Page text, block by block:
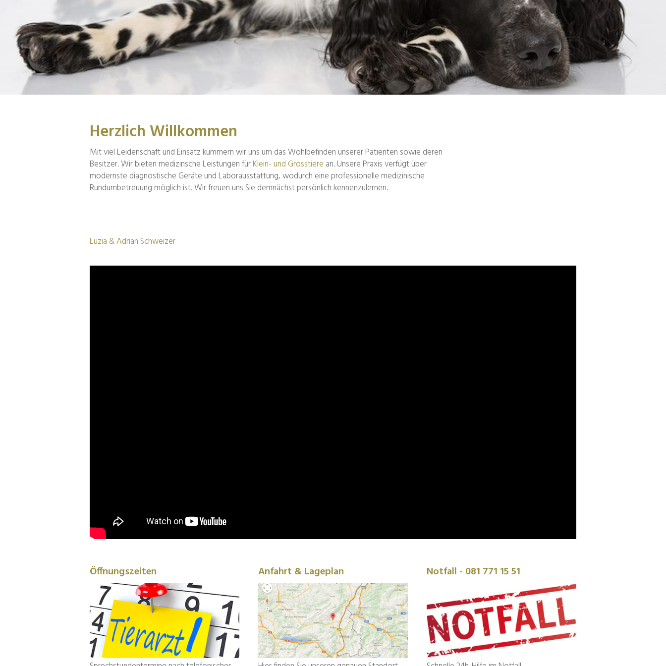
Herzlich Willkommen
Mit viel Leidenschaft und Einsatz kümmern wir uns um das Wohlbefinden unserer Patienten sowie deren
Besitzer. Wir bieten medizinsche Leistungen fürKlein- und Grosstiere an. Unsere Praxis verfügt über
modernste diagnostische Geräte und Laborausstattung, wodurch eine professionelle medizinische
Rundumbetreuung möglich ist. Wir freuen uns Sie demnächst persönlich kennenzulernen.
Luzia & Adrian Schweizer
Öffnungszeiten Anfahrt & Lageplan Notfall - 081 771 15 51